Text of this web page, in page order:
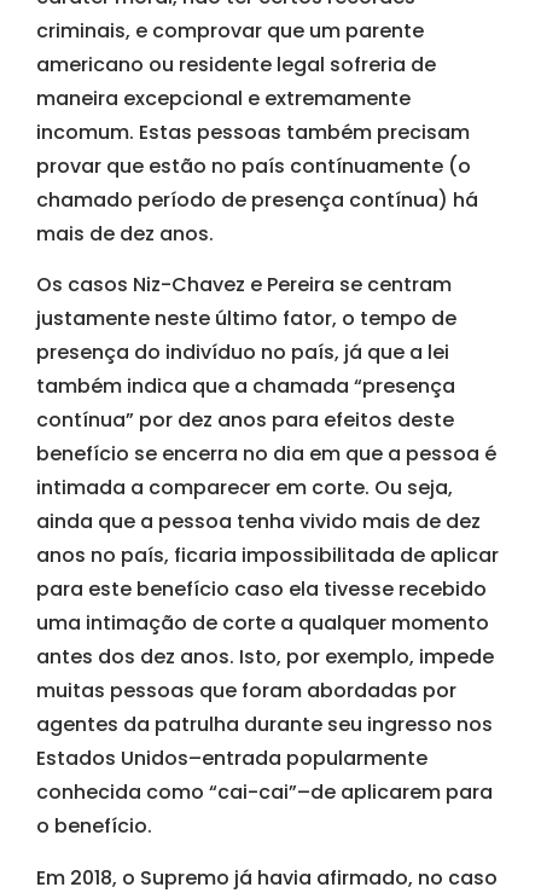
criminais, e comprovar que um parente
americano ou residente legal sofreria de
maneira excepcional e extremamente
incomum. Estas pessoas também precisam
provar que estão no país contínuamente (o
chamado período de presença contínua) há
mais de dez anos.
Os casos Niz-Chavez e Pereira se centram
justamente neste último fator, o tempo de
presença do indivíduo no país, já que a lei
também indica que a chamada “presença
contínua” por dez anos para efeitos deste
benefício se encerra no dia em que a pessoa é
intimada a comparecer em corte. Ou seja,
ainda que a pessoa tenha vivido mais de dez
anos no país, ficaria impossibilitada de aplicar
para este benefício caso ela tivesse recebido
uma intimação de corte a qualquer momento
antes dos dez anos. Isto, por exemplo, impede
muitas pessoas que foram abordadas por
agentes da patrulha durante seu ingresso nos
Estados Unidos–entrada popularmente
conhecida como “cai-cai”–de aplicarem para
o benefício.
Em 2018, o Supremo já havia afirmado, no caso